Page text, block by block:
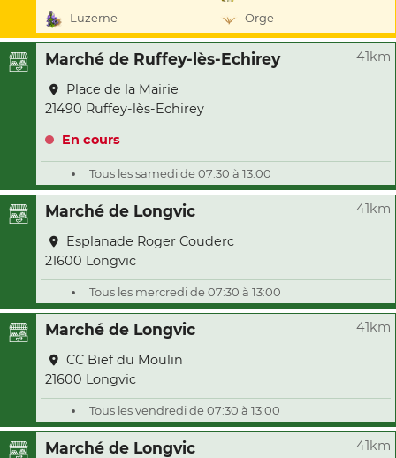
Luzerne
Orge
Marché de Ruffey-lès-Echirey 41km
Place de la Mairie
21490 Ruffey-lès-Echirey
En cours
Tous les samedi de 07:30 à 13:00
Marché de Longvic 41km
Esplanade Roger Couderc
21600 Longvic
Tous les mercredi de 07:30 à 13:00
Marché de Longvic 41km
CC Bief du Moulin
21600 Longvic
Tous les vendredi de 07:30 à 13:00
Marché de Longvic 41km